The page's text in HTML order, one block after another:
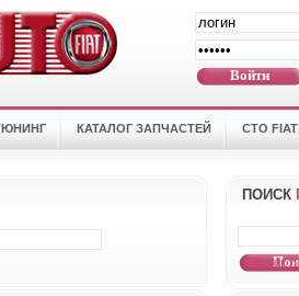
КАТАЛОГ ЗАПЧАСТЕЙ СТО FIAT
ПОИСК
Поиск